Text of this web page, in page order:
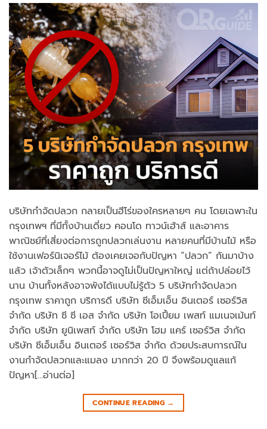
บริษัทกำจัดปลวก กลายเป็นฮีโร่ของใครหลายๆ คน โดยเฉพาะใน
กรุงเทพฯ ที่มีทั้งบ้านเดี่ยว คอนโด ทาวน์เฮ้าส์ และอาคาร
พาณิชย์ที่เสี่ยงต่อการถูกปลวกเล่นงาน หลายคนที่มีบ้านไม้ หรือ
ใช้งานเฟอร์นิเจอร์ไม้ ต้องเคยเจอกับปัญหา “ปลวก” กันมาบ้าง
แล้ว เจ้าตัวเล็กๆ พวกนี้อาจดูไม่เป็นปัญหาใหญ่ แต่ถ้าปล่อยไว้
นาน บ้านทั้งหลังอาจพังได้แบบไม่รู้ตัว 5 บริษัทกําจัดปลวก
กรุงเทพ ราคาถูก บริการดี บริษัท ซีเอ็มเอ็น อินเตอร์ เซอร์วิส
จำกัด บริษัท ซี ซี เอส จำกัด บริษัท โอเปี้ยม เพสท์ แมเนจเม้นท์
จำกัด บริษัท ยูนิเพสท์ จำกัด บริษัท โฮม แคร์ เซอร์วิส จำกัด
บริษัท ซีเอ็มเอ็น อินเตอร์ เซอร์วิส จำกัด ด้วยประสบการณ์ใน
งานกำจัดปลวกและแมลง มากกว่า 20 ปี จึงพร้อมดูแลแก้
ปัญหา[…อ่านต่อ]
CONTINUE READING →